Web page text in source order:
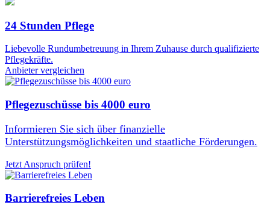
24 Stunden Pflege
Liebevolle Rundumbetreuung in Ihrem Zuhause durch qualifizierte
Pflegekräfte.
Anbieter vergleichen
Pflegezuschüsse bis 4000 euro
Informieren Sie sich über finanzielle
Unterstützungsmöglichkeiten und staatliche Förderungen.
Jetzt Anspruch prüfen!
Barrierefreies Leben